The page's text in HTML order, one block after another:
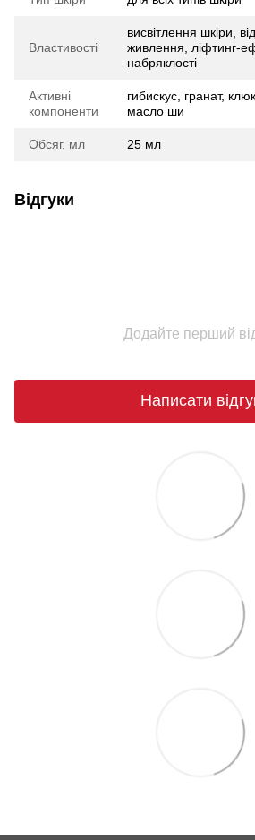
Властивості
висвітлення шкіри,
живлення, ліфтинг-
набряклості
Активні
компоненти
гибискус, гранат,
масло ши
Обсяг, мл 25 мл
Відгуки
Додайте перший
Написати